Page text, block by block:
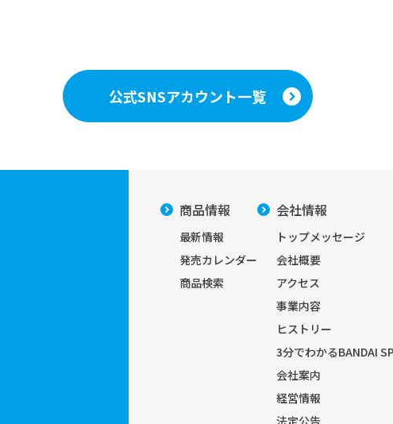
公式SNSアカウント一覧
商品情報
最新情報
発売カレンダー
商品検索
会社情報
トップメッセージ
会社概要
アクセス
事業内容
ヒストリー
3分でわかるBANDAI
会社案内
経営情報